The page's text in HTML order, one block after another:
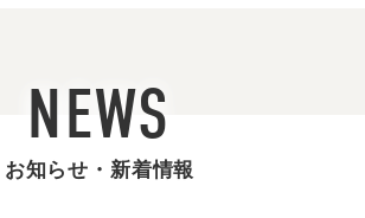
NEWS
お知らせ・新着情報